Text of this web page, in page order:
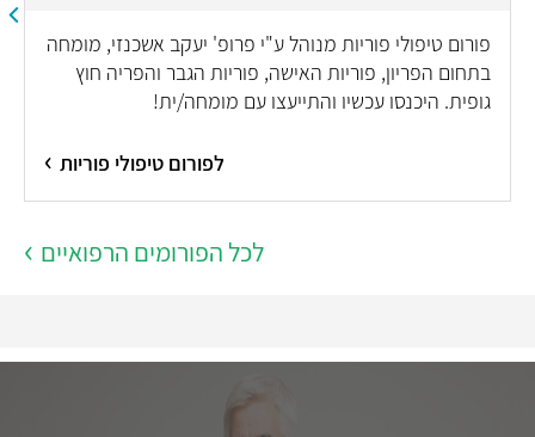
פורום טיפולי פוריות מנוהל ע"י פרופ' יעקב אשכנזי, מומחה
בתחום הפריון, פוריות האישה, פוריות הגבר והפריה חוץ
גופית. היכנסו עכשיו והתייעצו עם מומחה/ית!
לפורום טיפולי פוריות
לכל הפורומים הרפואיים